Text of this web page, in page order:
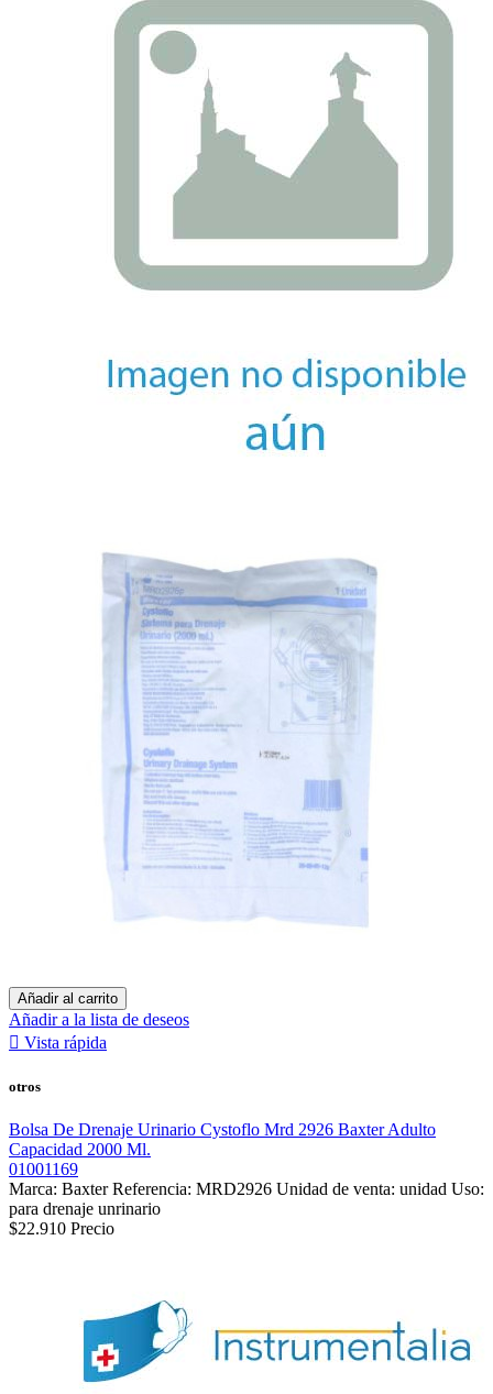
Añadir al carrito
Añadir a la lista de deseos
 Vista rápida
otros
Bolsa De Drenaje Urinario Cystoflo Mrd 2926 Baxter Adulto
Capacidad 2000 Ml.
01001169
Marca: Baxter Referencia: MRD2926 Unidad de venta: unidad Uso:
para drenaje unrinario
$22.910 Precio